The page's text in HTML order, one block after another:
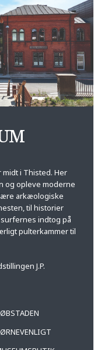
midt i Thisted. Her
og opleve moderne
arkæologiske
til historier
indtog på
pulterkammer til
J.P.